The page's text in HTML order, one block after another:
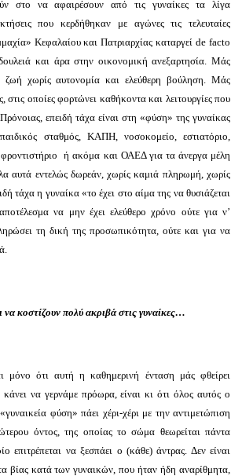
στο να αφαιρέσουν από τις γυναίκες τα λίγα
που κερδήθηκαν με αγώνες τις τελευταίες
Κεφαλαίου και Πατριαρχίας καταργεί de facto
και άρα στην οικονομική ανεξαρτησία. Μάς
ζωή χωρίς αυτονομία και ελεύθερη βούληση. Μάς
στις οποίες φορτώνει καθήκοντα και λειτουργίες που
επειδή τάχα είναι στη «φύση» της γυναίκας
σταθμός, ΚΑΠΗ, νοσοκομείο, εστιατόριο,
φροντιστήριο ή ακόμα και ΟΑΕΔ για τα άνεργα μέλη
αυτά εντελώς δωρεάν, χωρίς καμιά πληρωμή, χωρίς
τάχα η γυναίκα «το έχει στο αίμα της να θυσιάζεται
να μην έχει ελεύθερο χρόνο ούτε για ν’
τη δική της προσωπικότητα, ούτε και για να
κοστίζουν πολύ ακριβά στις γυναίκες…
μόνο ότι αυτή η καθημερινή ένταση μάς φθείρει
να γερνάμε πρόωρα, είναι κι ότι όλος αυτός ο
φύση» πάει χέρι-χέρι με την αντιμετώπιση
όντος, της οποίας το σώμα θεωρείται πάντα
επιτρέπεται να ξεσπάει ο (κάθε) άντρας. Δεν είναι
βίας κατά των γυναικών, που ήταν ήδη αναρίθμητα,